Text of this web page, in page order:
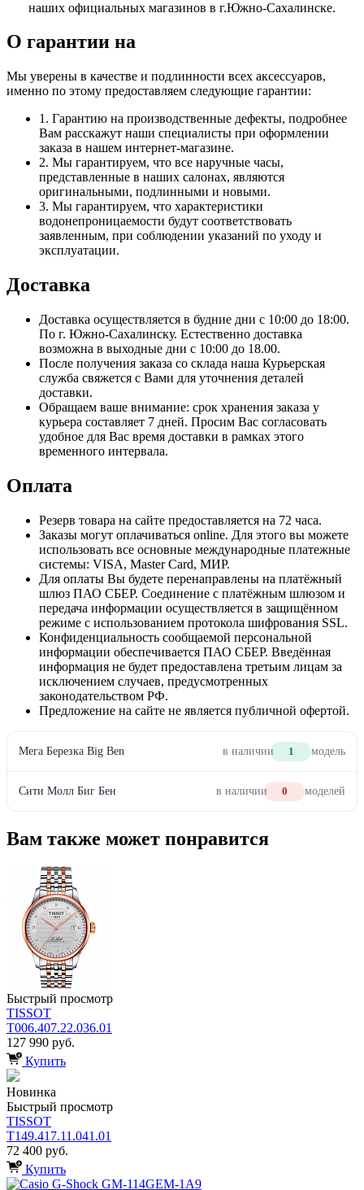
наших официальных магазинов в г.Южно-Сахалинске.
О гарантии на
Мы уверены в качестве и подлинности всех аксессуаров,
именно по этому предоставляем следующие гарантии:
1. Гарантию на производственные дефекты, подробнее
Вам расскажут наши специалисты при оформлении
заказа в нашем интернет-магазине.
2. Мы гарантируем, что все наручные часы,
представленные в наших салонах, являются
оригинальными, подлинными и новыми.
3. Мы гарантируем, что характеристики
водонепроницаемости будут соответствовать
заявленным, при соблюдении указаний по уходу и
эксплуатации.
Доставка
Доставка осуществляется в будние дни с 10:00 до 18:00.
По г. Южно-Сахалинску. Естественно доставка
возможна в выходные дни с 10:00 до 18.00.
После получения заказа со склада наша Курьерская
служба свяжется с Вами для уточнения деталей
доставки.
Обращаем ваше внимание: срок хранения заказа у
курьера составляет 7 дней. Просим Вас согласовать
удобное для Вас время доставки в рамках этого
временного интервала.
Оплата
Резерв товара на сайте предоставляется на 72 часа.
Заказы могут оплачиваться online. Для этого вы можете
использовать все основные международные платежные
системы: VISA, Master Card, МИР.
Для оплаты Вы будете перенаправлены на платёжный
шлюз ПАО СБЕР. Соединение с платёжным шлюзом и
передача информации осуществляется в защищённом
режиме с использованием протокола шифрования SSL.
Конфиденциальность сообщаемой персональной
информации обеспечивается ПАО СБЕР. Введённая
информация не будет предоставлена третьим лицам за
исключением случаев, предусмотренных
законодательством РФ.
Предложение на сайте не является публичной офертой.
Мега Березка Big Ben в наличии 1 модель
Сити Молл Биг Бен в наличии 0 моделей
Вам также может понравится
Быстрый просмотр
TISSOT
T006.407.22.036.01
127 990 руб.
Купить
Новинка
Быстрый просмотр
TISSOT
T149.417.11.041.01
72 400 руб.
Купить